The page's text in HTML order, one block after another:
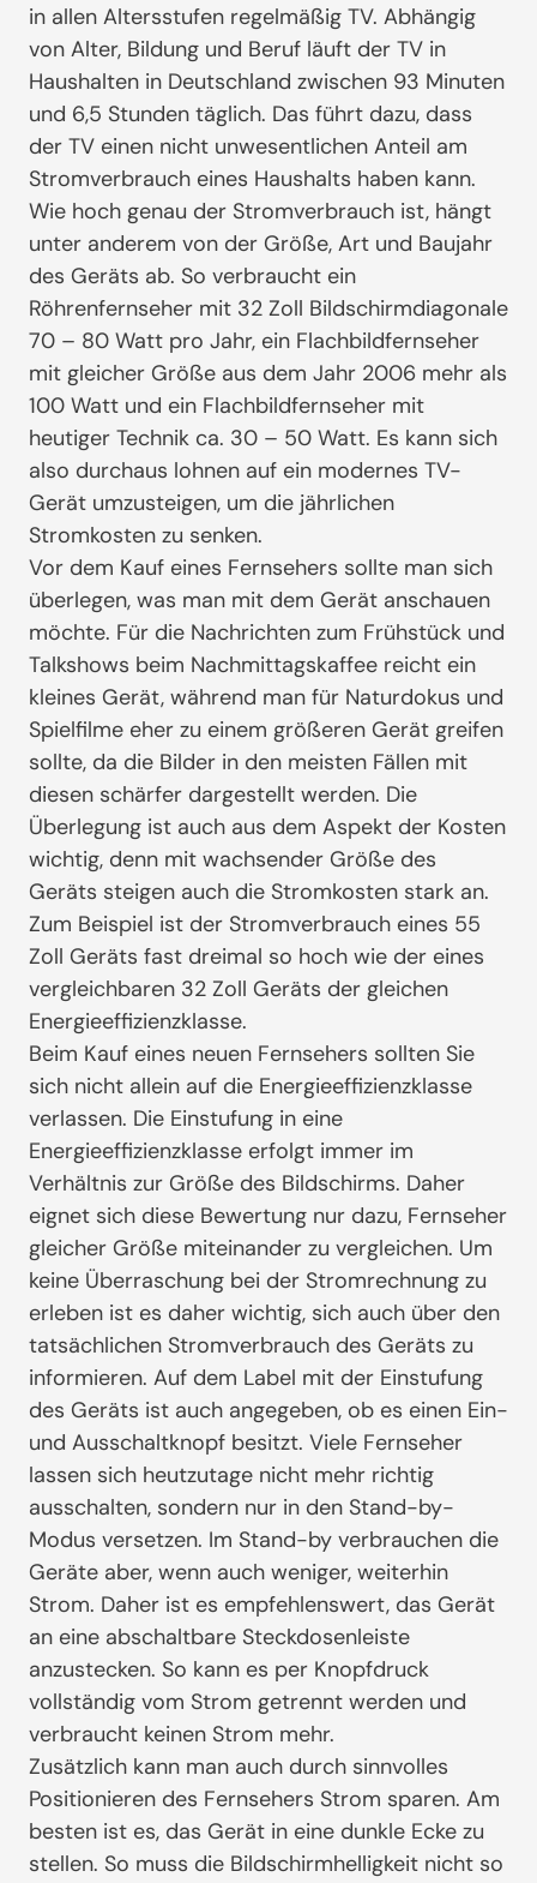
in allen Altersstufen regelmäßig TV. Abhängig
von Alter, Bildung und Beruf läuft der TV in
Haushalten in Deutschland zwischen 93 Minuten
und 6,5 Stunden täglich. Das führt dazu, dass
der TV einen nicht unwesentlichen Anteil am
Stromverbrauch eines Haushalts haben kann.
Wie hoch genau der Stromverbrauch ist, hängt
unter anderem von der Größe, Art und Baujahr
des Geräts ab. So verbraucht ein
Röhrenfernseher mit 32 Zoll Bildschirmdiagonale
70 – 80 Watt pro Jahr, ein Flachbildfernseher
mit gleicher Größe aus dem Jahr 2006 mehr als
100 Watt und ein Flachbildfernseher mit
heutiger Technik ca. 30 – 50 Watt. Es kann sich
also durchaus lohnen auf ein modernes TV-
Gerät umzusteigen, um die jährlichen
Stromkosten zu senken.
Vor dem Kauf eines Fernsehers sollte man sich
überlegen, was man mit dem Gerät anschauen
möchte. Für die Nachrichten zum Frühstück und
Talkshows beim Nachmittagskaffee reicht ein
kleines Gerät, während man für Naturdokus und
Spielfilme eher zu einem größeren Gerät greifen
sollte, da die Bilder in den meisten Fällen mit
diesen schärfer dargestellt werden. Die
Überlegung ist auch aus dem Aspekt der Kosten
wichtig, denn mit wachsender Größe des
Geräts steigen auch die Stromkosten stark an.
Zum Beispiel ist der Stromverbrauch eines 55
Zoll Geräts fast dreimal so hoch wie der eines
vergleichbaren 32 Zoll Geräts der gleichen
Energieeffizienzklasse.
Beim Kauf eines neuen Fernsehers sollten Sie
sich nicht allein auf die Energieeffizienzklasse
verlassen. Die Einstufung in eine
Energieeffizienzklasse erfolgt immer im
Verhältnis zur Größe des Bildschirms. Daher
eignet sich diese Bewertung nur dazu, Fernseher
gleicher Größe miteinander zu vergleichen. Um
keine Überraschung bei der Stromrechnung zu
erleben ist es daher wichtig, sich auch über den
tatsächlichen Stromverbrauch des Geräts zu
informieren. Auf dem Label mit der Einstufung
des Geräts ist auch angegeben, ob es einen Ein-
und Ausschaltknopf besitzt. Viele Fernseher
lassen sich heutzutage nicht mehr richtig
ausschalten, sondern nur in den Stand-by-
Modus versetzen. Im Stand-by verbrauchen die
Geräte aber, wenn auch weniger, weiterhin
Strom. Daher ist es empfehlenswert, das Gerät
an eine abschaltbare Steckdosenleiste
anzustecken. So kann es per Knopfdruck
vollständig vom Strom getrennt werden und
verbraucht keinen Strom mehr.
Zusätzlich kann man auch durch sinnvolles
Positionieren des Fernsehers Strom sparen. Am
besten ist es, das Gerät in eine dunkle Ecke zu
stellen. So muss die Bildschirmhelligkeit nicht so